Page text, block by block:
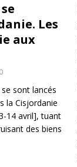
Les
aux
0
sont lancés
la Cisjordanie
14 avril], tuant
des biens